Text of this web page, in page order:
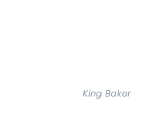
King Baker